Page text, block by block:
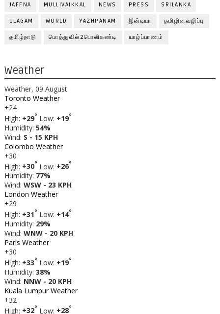
JAFFNA MULLIVAIKKAL NEWS PRESS SRILANKA
ULAGAM WORLD YAZHPANAM இன்டியா தமிழினவழிப்பு
தமிழ்நாடு பொத்துவில்2பொலிகண்டி யாழ்ப்பாணம்
Weather
Weather, 09 August
Toronto Weather
+24
High: +29° Low: +19°
Humidity: 54%
Wind: S - 15 KPH
Colombo Weather
+30
High: +30° Low: +26°
Humidity: 77%
Wind: WSW - 23 KPH
London Weather
+29
High: +31° Low: +14°
Humidity: 29%
Wind: WNW - 20 KPH
Paris Weather
+30
High: +33° Low: +19°
Humidity: 38%
Wind: NNW - 20 KPH
Kuala Lumpur Weather
+32
High: +32° Low: +28°